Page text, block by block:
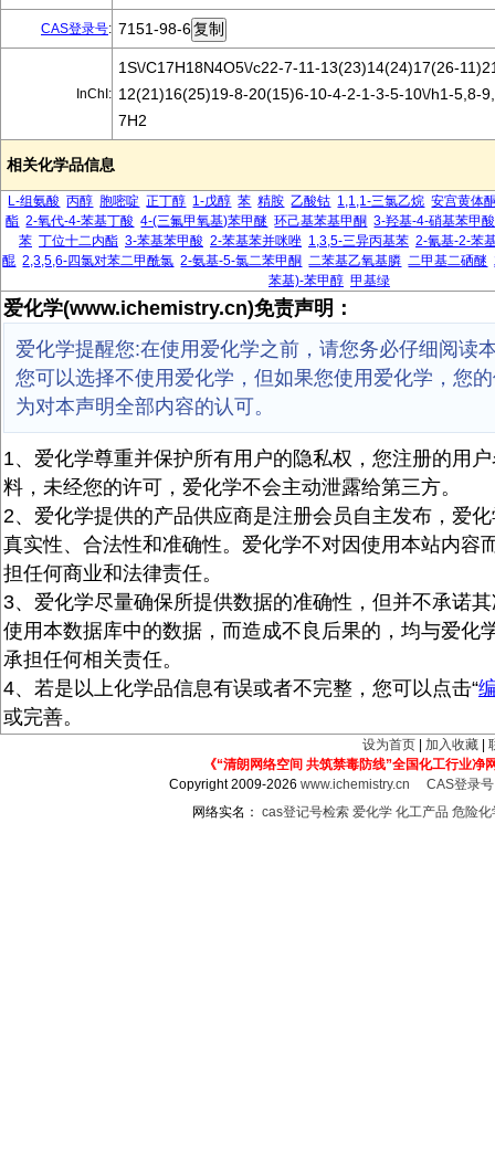
CAS登录号: 7151-98-6
InChI:
1S\/C17H18N4O5\/c22-7-11-13(23)14(24)17(26-
12(21)16(25)19-8-20(15)6-10-4-2-1-3-5-10\/h1-5,8-
7H2
相关化学品信息
L-组氨酸 丙醇 胞嘧啶 正丁醇 1-戊醇 苯 精胺 乙酸钴 1,1,1-三氯乙烷 安宫黄体
酯 2-氧代-4-苯基丁酸 4-(三氟甲氧基)苯甲醚 环己基苯基甲酮 3-羟基-4-硝基苯甲
苯 丁位十二内酯 3-苯基苯甲酸 2-苯基苯并咪唑 1,3,5-三异丙基苯 2-氰基-2-苯
醌 2,3,5,6-四氯对苯二甲酰氯 2-氨基-5-氯二苯甲酮 二苯基乙氧基膦 二甲基二硒醚
苯基)-苯甲醇 甲基绿
爱化学(www.ichemistry.cn)免责声明：
爱化学提醒您:在使用爱化学之前，请您务必仔细阅读
您可以选择不使用爱化学，但如果您使用爱化学，您
为对本声明全部内容的认可。
1、爱化学尊重并保护所有用户的隐私权，您注册的用
料，未经您的许可，爱化学不会主动泄露给第三方。
2、爱化学提供的产品供应商是注册会员自主发布，爱
真实性、合法性和准确性。爱化学不对因使用本站内容
担任何商业和法律责任。
3、爱化学尽量确保所提供数据的准确性，但并不承诺
使用本数据库中的数据，而造成不良后果的，均与爱化
承担任何相关责任。
4、若是以上化学品信息有误或者不完整，您可以点击“
或完善。
设为首页 加入收藏
《“清朗网络空间 共筑禁毒防线”全国化工行业净
Copyright 2009-2026www.ichemistry.cn
CAS登录
网络实名： cas登记号检索 爱化学 化工产品 危险化